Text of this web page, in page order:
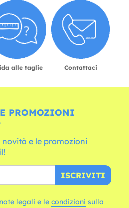
alle taglie Contattaci
PROMOZIONI
e le promozioni
ISCRIVITI
legali e le condizioni